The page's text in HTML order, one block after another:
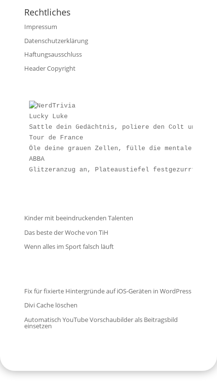
Rechtliches
Impressum
Datenschutzerklärung
Haftungsausschluss
Header Copyright
Lucky Luke
Sattle dein Gedächtnis, poliere den Colt und
Tour de France
Öle deine grauen Zellen, fülle die mentale
ABBA
Glitzeranzug an, Plateaustiefel festgezurrt und
Kinder mit beeindruckenden Talenten
Das beste der Woche von TiH
Wenn alles im Sport falsch läuft
Fix für fixierte Hintergründe auf iOS-Geräten in WordPress
Divi Cache löschen
Automatisch YouTube Vorschaubilder als Beitragsbild
einsetzen